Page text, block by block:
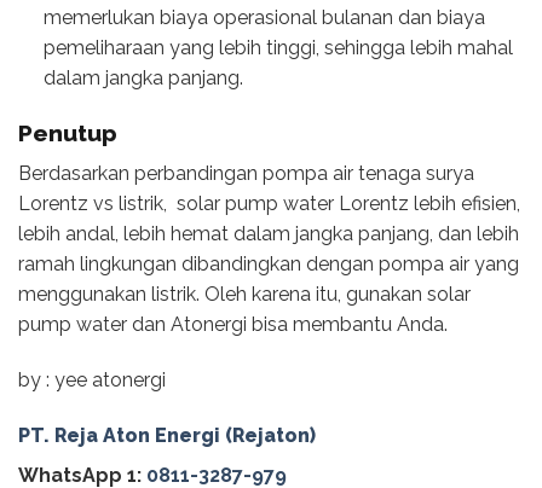
memerlukan biaya operasional bulanan dan biaya
pemeliharaan yang lebih tinggi, sehingga lebih mahal
dalam jangka panjang.
Penutup
Berdasarkan perbandingan pompa air tenaga surya
Lorentz vs listrik, solar pump water Lorentz lebih efisien,
lebih andal, lebih hemat dalam jangka panjang, dan lebih
ramah lingkungan dibandingkan dengan pompa air yang
menggunakan listrik. Oleh karena itu, gunakan solar
pump water dan Atonergi bisa membantu Anda.
by : yee atonergi
PT. Reja Aton Energi (Rejaton)
WhatsApp 1: 0811-3287-979